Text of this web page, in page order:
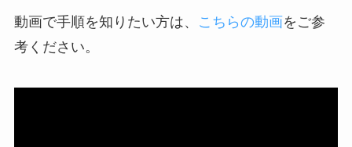
動画で手順を知りたい方は、 こちらの動画をご参
考ください。